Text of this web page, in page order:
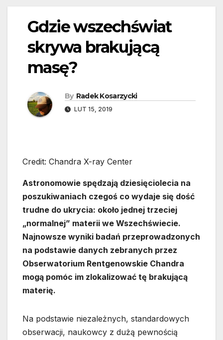
Gdzie wszechświat
skrywa brakującą
masę?
By Radek Kosarzycki
LUT 15, 2019
Credit: Chandra X-ray Center
Astronomowie spędzają dziesięciolecia na
poszukiwaniach czegoś co wydaje się dość
trudne do ukrycia: około jednej trzeciej
„normalnej” materii we Wszechświecie.
Najnowsze wyniki badań przeprowadzonych
na podstawie danych zebranych przez
Obserwatorium Rentgenowskie Chandra
mogą pomóc im zlokalizować tę brakującą
materię.
Na podstawie niezależnych, standardowych
obserwacji, naukowcy z dużą pewnością